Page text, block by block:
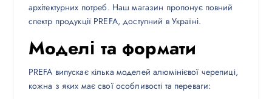
архітектурних потреб. Наш магазин пропонує повний
спектр продукції PREFA, доступний в Україні.
Моделі та формати
PREFA випускає кілька моделей алюмінієвої черепиці,
кожна з яких має свої особливості та переваги: